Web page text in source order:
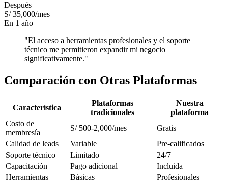
Después
S/ 35,000/mes
En 1 año
"El acceso a herramientas profesionales y el soporte
técnico me permitieron expandir mi negocio
significativamente."
Comparación con Otras Plataformas
Característica
Plataformas
tradicionales
Nuestra
plataforma
Costo de
membresía
S/ 500-2,000/mes
Gratis
Calidad de leads
Variable
Pre-calificados
Soporte técnico
Limitado
24/7
Capacitación
Pago adicional
Incluida
Herramientas
Básicas Profesionales